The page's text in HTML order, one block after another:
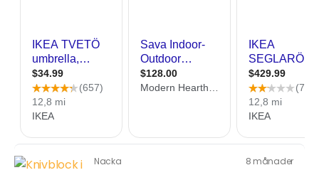
Nacka 8 månader